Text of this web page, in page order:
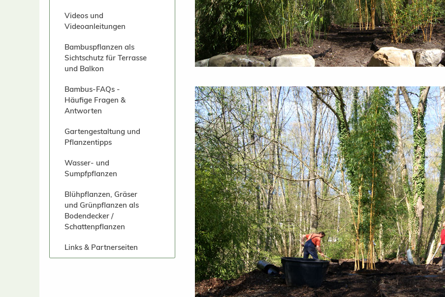
Videos und
Videoanleitungen
Bambuspflanzen als
Sichtschutz für Terrasse
und Balkon
Bambus-FAQs -
Häufige Fragen &
Antworten
Gartengestaltung und
Pflanzentipps
Wasser- und
Sumpfpflanzen
Blühpflanzen, Gräser
und Grünpflanzen als
Bodendecker /
Schattenpflanzen
Links & Partnerseiten